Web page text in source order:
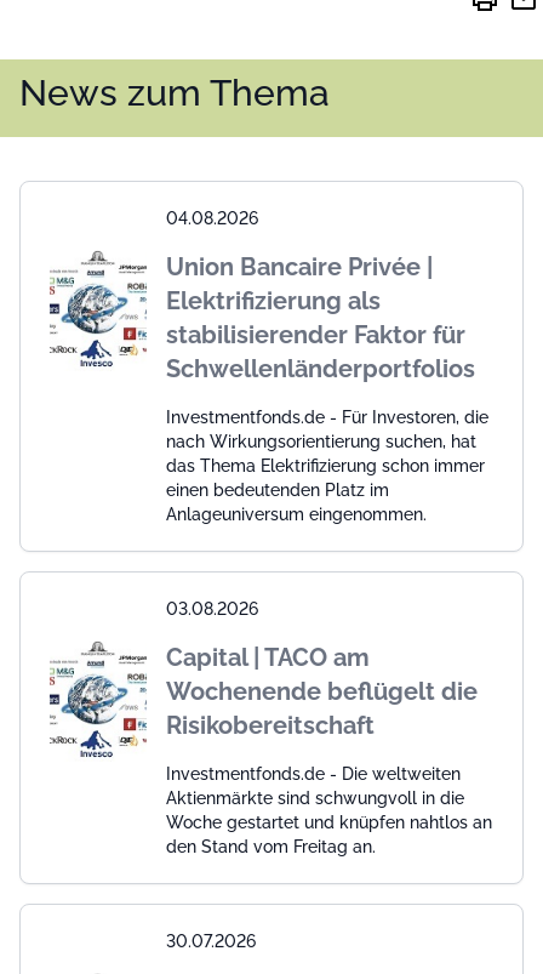
News zum Thema
04.08.2026
Union Bancaire Privée |
Elektrifizierung als
stabilisierender Faktor für
Schwellenländerportfolios
Investmentfonds.de - Für Investoren, die
nach Wirkungsorientierung suchen, hat
das Thema Elektrifizierung schon immer
einen bedeutenden Platz im
Anlageuniversum eingenommen.
03.08.2026
Capital | TACO am
Wochenende beflügelt die
Risikobereitschaft
Investmentfonds.de - Die weltweiten
Aktienmärkte sind schwungvoll in die
Woche gestartet und knüpfen nahtlos an
den Stand vom Freitag an.
30.07.2026